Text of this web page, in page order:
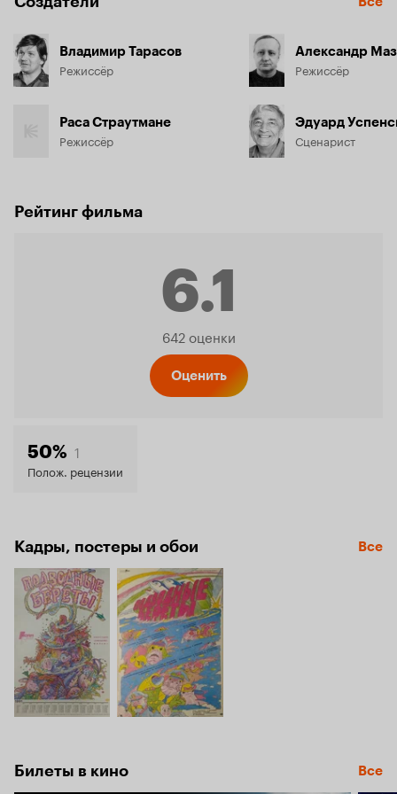
Владимир Тарасов
Режиссёр
Раса Страутмане
Режиссёр
Александр
Режиссёр
Эдуард
Сценарист
Рейтинг фильма
6.1
Рейтинг
642 оценки
Оценить
50% 1
Полож. рецензии
Кадры, постеры и обои Все
Билеты в кино Все